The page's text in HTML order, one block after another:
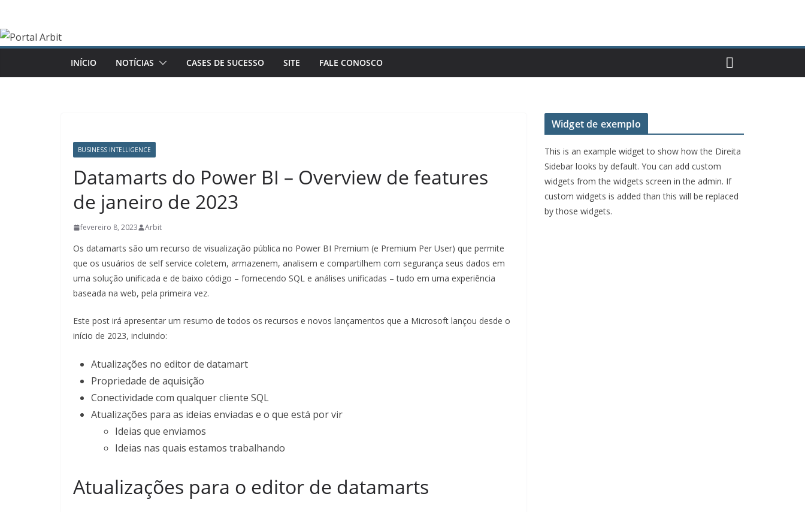
o
INÍCIO NOTÍCIAS CASES DE SUCESSO SITE FALE CONOSCO
BUSINESS INTELLIGENCE
Datamarts do Power BI – Overview de features
de janeiro de 2023
fevereiro 8, 2023 Arbit
Os datamarts são um recurso de visualização pública no Power BI Premium (e Premium Per User) que permite
que os usuários de self service coletem, armazenem, analisem e compartilhem com segurança seus dados em
uma solução unificada e de baixo código – fornecendo SQL e análises unificadas – tudo em uma experiência
baseada na web, pela primeira vez.
Este post irá apresentar um resumo de todos os recursos e novos lançamentos que a Microsoft lançou desde o
início de 2023, incluindo:
Atualizações no editor de datamart
Propriedade de aquisição
Conectividade com qualquer cliente SQL
Atualizações para as ideias enviadas e o que está por vir
Ideias que enviamos
Ideias nas quais estamos trabalhando
Atualizações para o editor de datamarts
Widget de exemplo
This is an example widget to show how the Direita
Sidebar looks by default. You can add custom
widgets from the widgets screen in the admin. If
custom widgets is added than this will be replaced
by those widgets.